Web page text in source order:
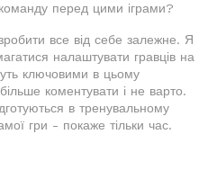
перед цими іграми?
все від себе залежне. Я
налаштувати гравців на
ключовими в цьому
більше коментувати і не варто.
в тренувальному
гри - покаже тільки час.